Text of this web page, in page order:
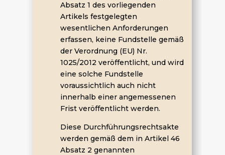
Absatz 1 des vorliegenden
Artikels festgelegten
wesentlichen Anforderungen
erfassen, keine Fundstelle gemäß
der Verordnung (EU) Nr.
1025/2012 veröffentlicht, und wird
eine solche Fundstelle
voraussichtlich auch nicht
innerhalb einer angemessenen
Frist veröffentlicht werden.
Diese Durchführungsrechtsakte
werden gemäß dem in Artikel 46
Absatz 2 genannten